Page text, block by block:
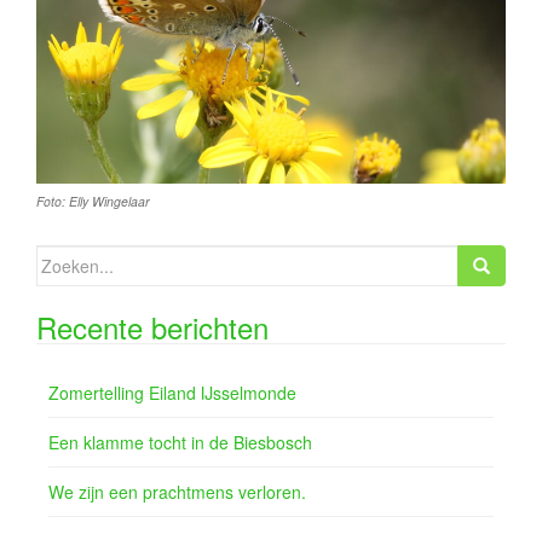
Foto: Elly Wingelaar
Zoeken
naar:
Recente berichten
Zomertelling Eiland IJsselmonde
Een klamme tocht in de Biesbosch
We zijn een prachtmens verloren.